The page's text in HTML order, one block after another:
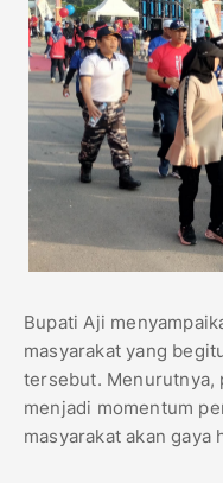
Bupati Aji
masyarakat yang
tersebut. Menurutnya,
menjadi momentum
masyarakat akan gaya